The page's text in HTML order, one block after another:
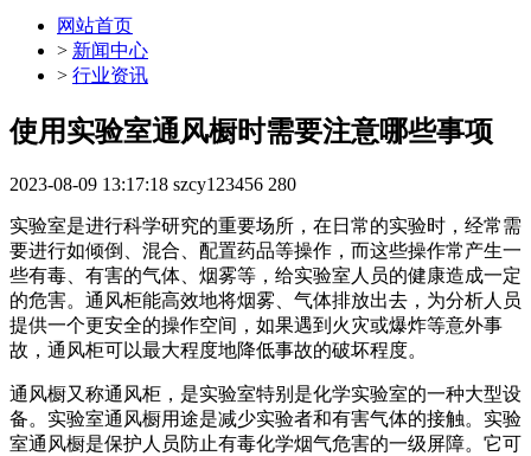
网站首页
> 新闻中心
> 行业资讯
使用实验室通风橱时需要注意哪些事项
2023-08-09 13:17:18 szcy123456 280
实验室是进行科学研究的重要场所，在日常的实验时，经常需
要进行如倾倒、混合、配置药品等操作，而这些操作常产生一
些有毒、有害的气体、烟雾等，给实验室人员的健康造成一定
的危害。通风柜能高效地将烟雾、气体排放出去，为分析人员
提供一个更安全的操作空间，如果遇到火灾或爆炸等意外事
故，通风柜可以最大程度地降低事故的破坏程度。
通风橱又称通风柜，是实验室特别是化学实验室的一种大型设
备。实验室通风橱用途是减少实验者和有害气体的接触。实验
室通风橱是保护人员防止有毒化学烟气危害的一级屏障。它可